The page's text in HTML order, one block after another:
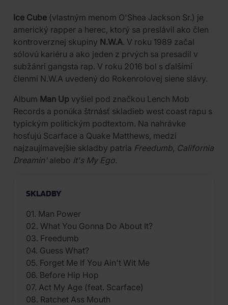
Ice Cube (vlastným menom O'Shea Jackson Sr.) je
americký rapper a herec, ktorý sa preslávil ako člen
kontroverznej skupiny N.W.A. V roku 1989 začal
sólovú kariéru a ako jeden z prvých sa presadil v
subžánri gangsta rap. V roku 2016 bol s ďalšími
členmi N.W.A uvedený do Rokenrolovej siene slávy.
Album Man Up vyšiel pod značkou Lench Mob
Records a ponúka štrnásť skladieb west coast rapu s
typickým politickým podtextom. Na nahrávke
hosťujú Scarface a Quake Matthews, medzi
najzaujímavejšie skladby patria Freedumb, California
Dreamin'alebo It's My Ego.
SKLADBY
01. Man Power
02. What You Gonna Do About It?
03. Freedumb
04. Guess What?
05. Forget Me If You Ain't Wit Me
06. Before Hip Hop
07. Act My Age (feat. Scarface)
08. Ratchet Ass Mouth